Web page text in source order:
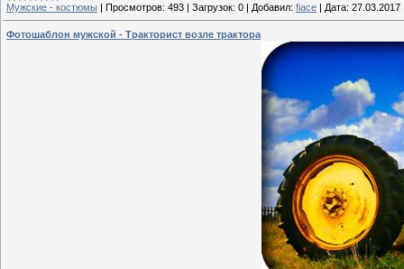
Мужские - костюмы | Просмотров: 493 | Загрузок: 0 | Добавил: fiace | Дата: 27.03.2017
Фотошаблон мужской - Тракторист возле трактора